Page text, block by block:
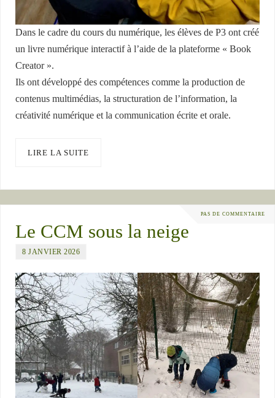
Dans le cadre du cours du numérique, les élèves de P3 ont créé
un livre numérique interactif à l’aide de la plateforme « Book
Creator ».
Ils ont développé des compétences comme la production de
contenus multimédias, la structuration de l’information, la
créativité numérique et la communication écrite et orale.
LIRE LA SUITE
PAS DE COMMENTAIRE
Le CCM sous la neige
8 JANVIER 2026